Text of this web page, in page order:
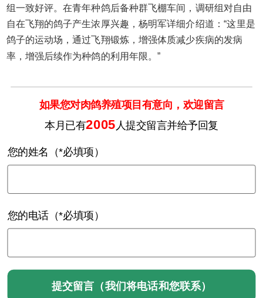
组一致好评。在青年种鸽后备种群飞棚车间，调研组对自由
自在飞翔的鸽子产生浓厚兴趣，杨明军详细介绍道：“这里是
鸽子的运动场，通过飞翔锻炼，增强体质减少疾病的发病
率，增强后续作为种鸽的利用年限。”
如果您对肉鸽养殖项目有意向，欢迎留言
本月已有2005 人提交留言并给予回复
您的姓名（*必填项）
您的电话（*必填项）